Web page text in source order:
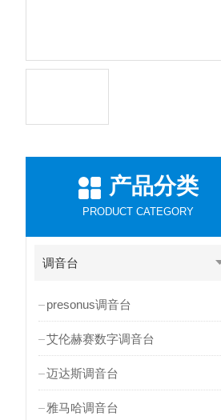
产品分类
PRODUCT CATEGORY
调音台
presonus调音台
艾伦赫赛数字调音台
迈达斯调音台
雅马哈调音台